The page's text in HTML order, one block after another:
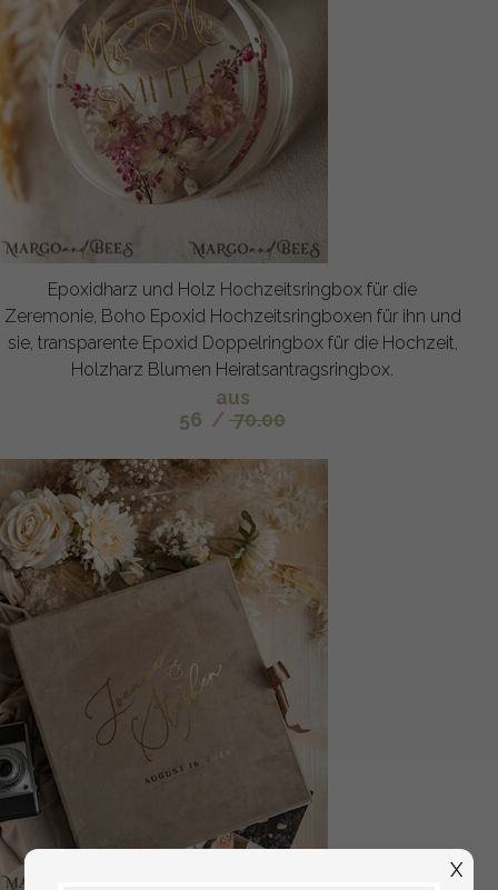
Epoxidharz und Holz Hochzeitsringbox für die
Zeremonie, Boho Epoxid Hochzeitsringboxen für ihn und
sie, transparente Epoxid Doppelringbox für die Hochzeit,
Holzharz Blumen Heiratsantragsringbox.
aus
56 / 70.00
X